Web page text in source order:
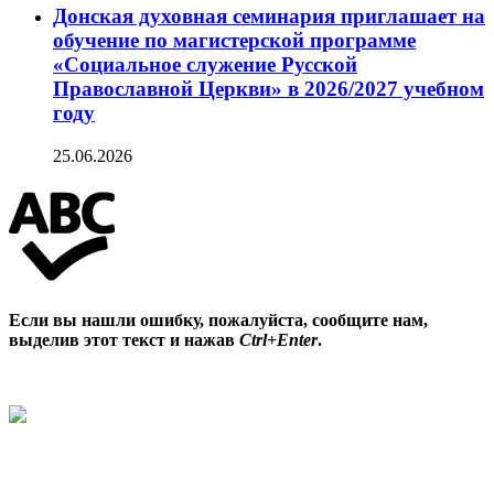
Донская духовная семинария приглашает на
обучение по магистерской программе
«Социальное служение Русской
Православной Церкви» в 2026/2027 учебном
году
25.06.2026
Если вы нашли ошибку, пожалуйста, сообщите нам,
выделив этот текст и нажав Ctrl+Enter.